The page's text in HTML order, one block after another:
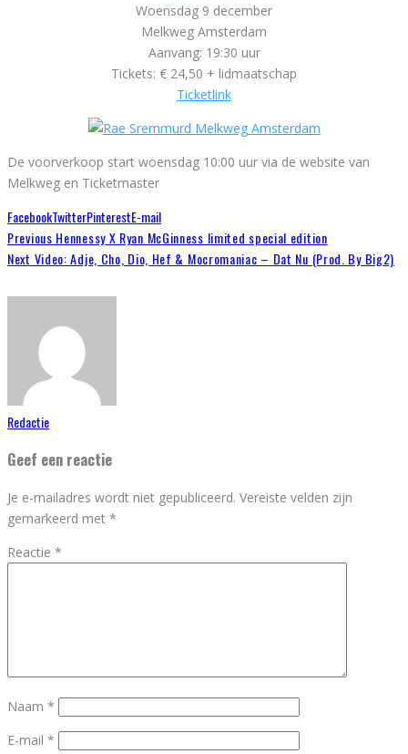
Woensdag 9 december
Melkweg Amsterdam
Aanvang: 19:30 uur
Tickets: € 24,50 + lidmaatschap
Ticketlink
De voorverkoop start woensdag 10:00 uur via de website van
Melkweg en Ticketmaster
FacebookTwitterPinterestE-mail
Previous Hennessy X Ryan McGinness limited special edition
Next Video: Adje, Cho, Dio, Hef & Mocromaniac – Dat Nu (Prod. By Big2)
Redactie
Geef een reactie
Je e-mailadres wordt niet gepubliceerd. Vereiste velden zijn
gemarkeerd met *
Reactie *
Naam *
E-mail *